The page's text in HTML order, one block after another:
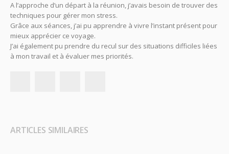
A l’approche d’un départ à la réunion, j’avais besoin de trouver des
techniques pour gérer mon stress.
Grâce aux séances, j’ai pu apprendre à vivre l’instant présent pour
mieux apprécier ce voyage.
​J’ai également pu prendre du recul sur des situations difficiles liées
à mon travail et à évaluer mes priorités.
ARTICLES SIMILAIRES